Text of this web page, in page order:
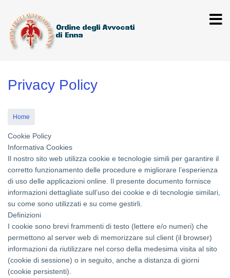
contenuto
principale
Privacy Policy
Home
Cookie Policy
Informativa Cookies
Il nostro sito web utilizza cookie e tecnologie simili per garantire il
corretto funzionamento delle procedure e migliorare l’esperienza
di uso delle applicazioni online. Il presente documento fornisce
informazioni dettagliate sull’uso dei cookie e di tecnologie similari,
su come sono utilizzati e su come gestirli.
Definizioni
I cookie sono brevi frammenti di testo (lettere e/o numeri) che
permettono al server web di memorizzare sul client (il browser)
informazioni da riutilizzare nel corso della medesima visita al sito
(cookie di sessione) o in seguito, anche a distanza di giorni
(cookie persistenti).